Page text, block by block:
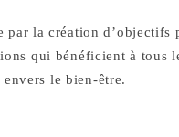
par la création d’objectifs
qui bénéficient à tous
le bien-être.